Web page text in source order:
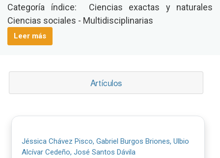
Categoría índice: Ciencias exactas y naturales
Ciencias sociales - Multidisciplinarias
Leer más
Artículos
Jéssica Chávez Pisco, Gabriel Burgos Briones, Ulbio
Alcívar Cedeño, José Santos Dávila